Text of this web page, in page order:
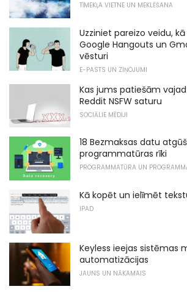
TĪMEKĻA VIETNE UN MEKLĒŠANA
Uzziniet pareizo veidu,
Google Hangouts un
vēsturi
E-PASTS UN ZIŅOJUMI
Kas jums patiešām
Reddit NSFW saturu
SOCIĀLIE MĒDIJI
18 Bezmaksas datu
programmatūras rīki
PROGRAMMATŪRA UN
Kā kopēt un ielīmēt
IPAD
Keyless ieejas sistēmas
automatizācijas
JAUNS UN NĀKAMAIS